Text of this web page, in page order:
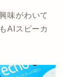
味がわいて
AIスピーカ